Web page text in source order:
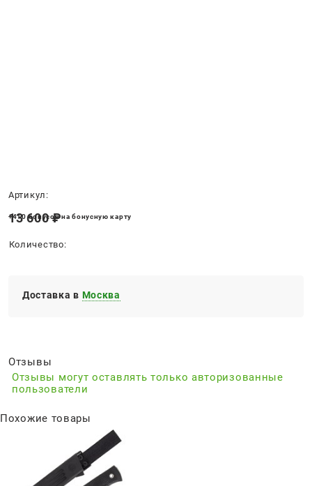
Артикул:
13 600 ₽
+410 бонусов на бонусную карту
Количество:
Доставка в Москва
Отзывы
Отзывы могут оставлять только авторизованные
пользователи
Похожие товары